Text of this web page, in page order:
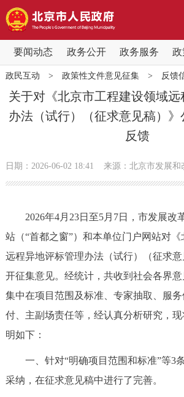
要闻动态 政务公开 政务服务 政
要闻动态
党中央精神 国务院信息
北京要闻 会议信息
政务公开
市领导 机构职能
政策兑现 政策解读
决策公开 专题公开
政务服务
政民互动 > 政策性文件意见征集> 反馈
关于对《北京市工程建设领域远
办法（试行）（征求意见稿）
反馈
日期：2026-06-02 18:41 来源：北京市发展和
2026年4月23日至5月7日，市发展改
站（“首都之窗”）和本单位门户网站对
远程异地评标管理办法（试行）（征求
开征集意见。经统计，共收到社会各界
集中在项目范围及标准、专家抽取、服
付、主副场责任等，经认真分析研究，
明如下：
一、针对“明确项目范围和标准”等3
采纳，在征求意见稿中进行了完善。